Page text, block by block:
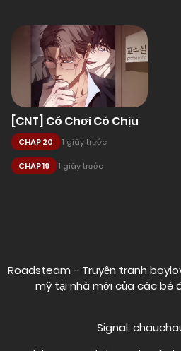
[CNT] Có Chơi Có Chịu
CHAP 20 1 giây trước
CHAP 19 1 giây trước
Roadsteam - Truyện tranh
mỹ tại nhà mới của các bé
Signal: